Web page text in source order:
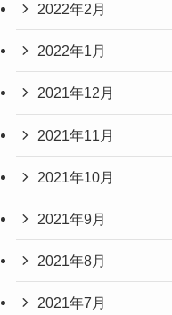
2022年2月
2022年1月
2021年12月
2021年11月
2021年10月
2021年9月
2021年8月
2021年7月